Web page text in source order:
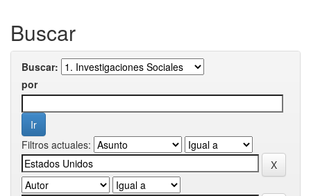
Buscar
Buscar:
por
Filtros actuales: